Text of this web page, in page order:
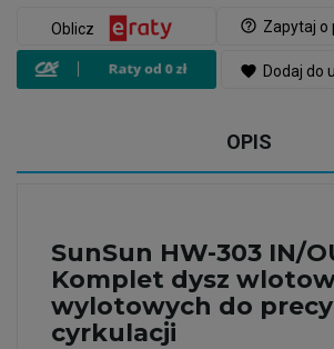
help_outline Zapytaj o
Oblicz
favorite Dodaj do
OPIS
SunSun HW-303 IN/
Komplet dysz
wylotowych do
cyrkulacji